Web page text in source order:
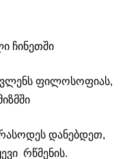
ჩინეთში
ფილოსოფიას,
დანებდეთ,
რწმენის.